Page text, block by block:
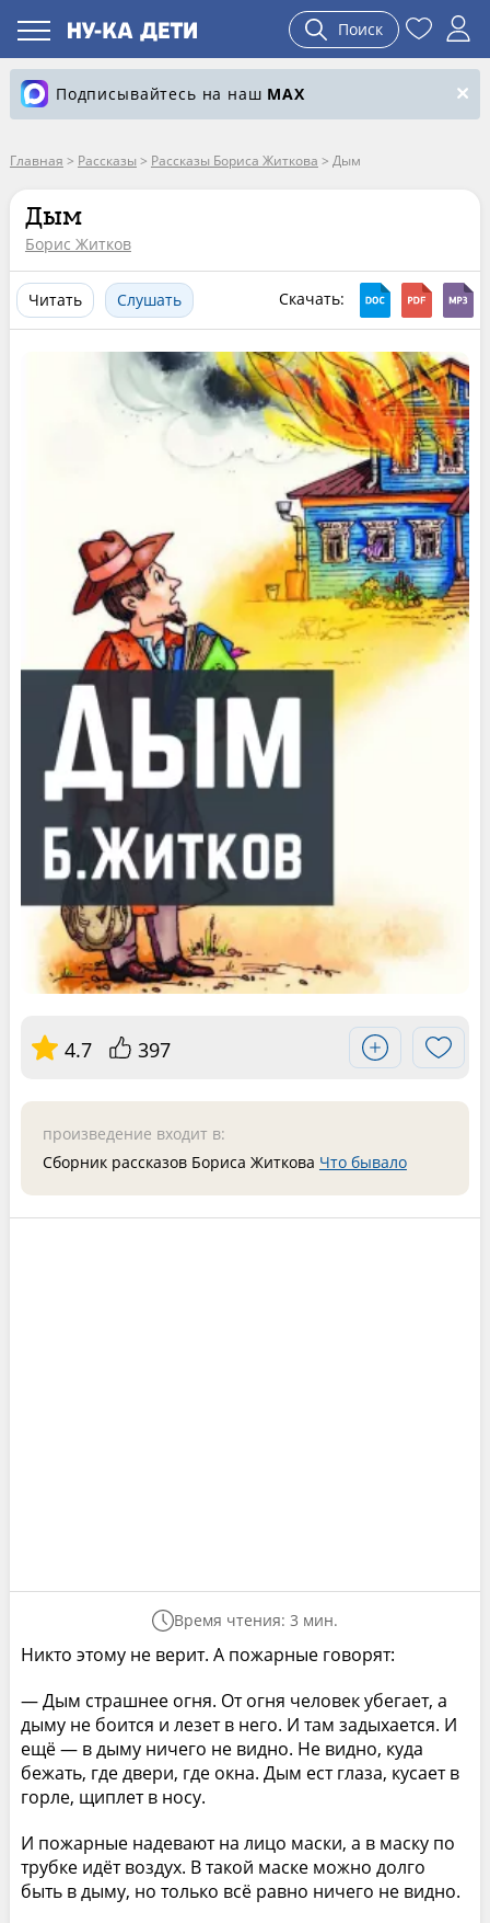
Поиск
Подписывайтесь на наш MAX
Главная > Рассказы > Рассказы Бориса Житкова > Дым
Дым
Борис Житков
Читать Слушать Скачать:
4.7 397
произведение входит в:
Сборник рассказов Бориса Житкова Что бывало
Время чтения: 3 мин.
Никто этому не верит. А пожарные говорят:
— Дым страшнее огня. От огня человек убегает, а
дыму не боится и лезет в него. И там задыхается. И
ещё — в дыму ничего не видно. Не видно, куда
бежать, где двери, где окна. Дым ест глаза, кусает в
горле, щиплет в носу.
И пожарные надевают на лицо маски, а в маску по
трубке идёт воздух. В такой маске можно долго
быть в дыму, но только всё равно ничего не видно.